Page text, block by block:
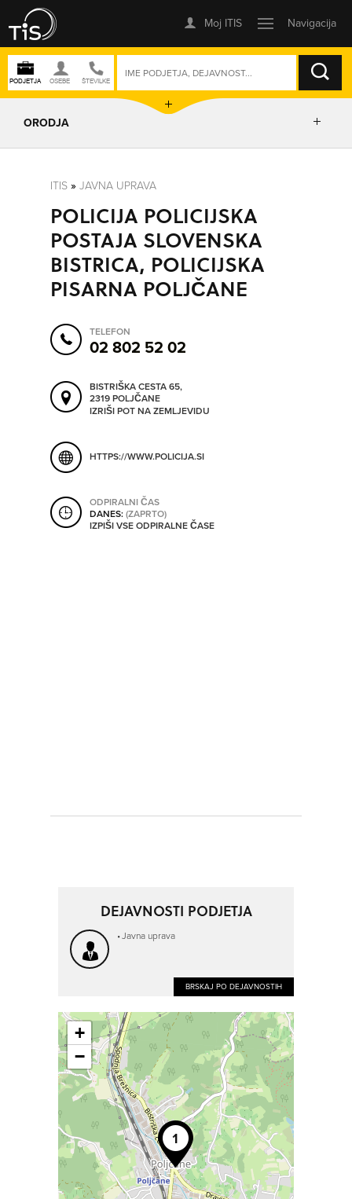
ISKANJE
ORODJA
POSLOVNE ENOTE
IZRIŠI POT
SHRANI V MOJ ITIS
ITIS»JAVNA UPRAVA
POLICIJA POLICIJSKA
POSTAJA SLOVENSKA
BISTRICA, POLICIJSKA
PISARNA POLJČANE
TELEFON
02 802 52 02
BISTRIŠKA CESTA 65,
2319 POLJČANE
IZRIŠI POT NA ZEMLJEVIDU
HTTPS://WWW.POLICIJA.SI
ODPIRALNI ČAS
DANES:(ZAPRTO)
IZPIŠI VSE ODPIRALNE ČASE
DEJAVNOSTI PODJETJA
Javna uprava
BRSKAJ PO DEJAVNOSTIH
+
−